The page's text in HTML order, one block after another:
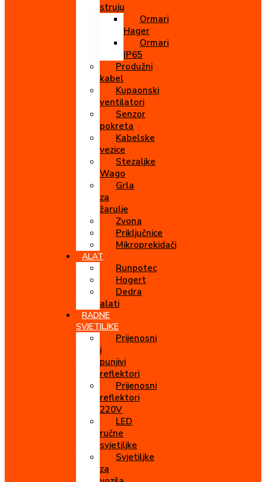
struju
Ormari
Hager
Ormari
IP65
Produžni
kabel
Kupaonski
ventilatori
Senzor
pokreta
Kabelske
vezice
Stezaljke
Wago
Grla
za
žarulje
Zvona
Priključnice
Mikroprekidači
ALAT
Runpotec
Hogert
Dedra
alati
RADNE
SVJETILJKE
Prijenosni
i
punjivi
reflektori
Prijenosni
reflektori
220V
LED
ručne
svjetiljke
Svjetiljke
za